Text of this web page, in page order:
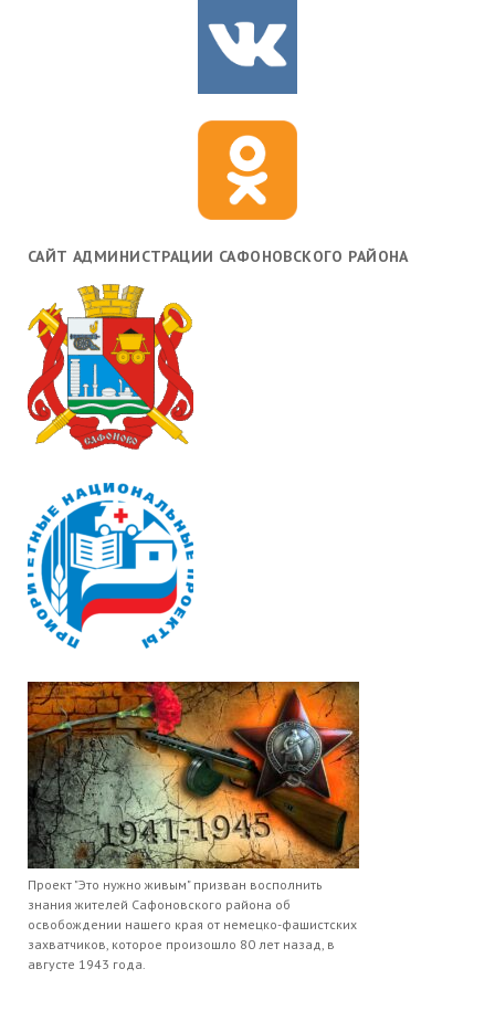
САЙТ АДМИНИСТРАЦИИ САФОНОВСКОГО РАЙОНА
Проект "Это нужно живым" призван восполнить
знания жителей Сафоновского района об
освобождении нашего края от немецко-фашистских
захватчиков, которое произошло 80 лет назад, в
августе 1943 года.